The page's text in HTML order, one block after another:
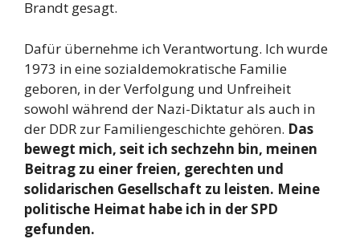
Brandt gesagt.
Dafür übernehme ich Verantwortung. Ich wurde
1973 in eine sozialdemokratische Familie
geboren, in der Verfolgung und Unfreiheit
sowohl während der Nazi-Diktatur als auch in
der DDR zur Familiengeschichte gehören. Das
bewegt mich, seit ich sechzehn bin, meinen
Beitrag zu einer freien, gerechten und
solidarischen Gesellschaft zu leisten. Meine
politische Heimat habe ich in der SPD
gefunden.